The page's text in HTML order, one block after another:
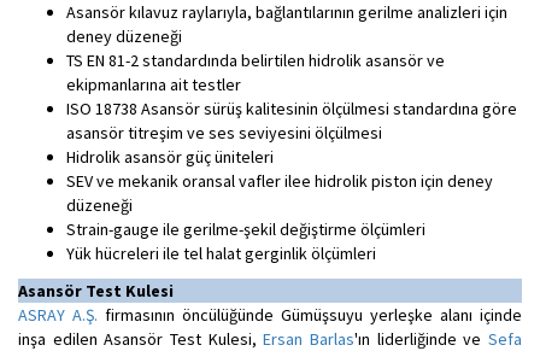
Asansör kılavuz raylarıyla, bağlantılarının gerilme analizleri için
deney düzeneği
TS EN 81-2 standardında belirtilen hidrolik asansör ve
ekipmanlarına ait testler
ISO 18738 Asansör sürüş kalitesinin ölçülmesi standardına göre
asansör titreşim ve ses seviyesini ölçülmesi
Hidrolik asansör güç üniteleri
SEV ve mekanik oransal vafler ilee hidrolik piston için deney
düzeneği
Strain-gauge ile gerilme-şekil değiştirme ölçümleri
Yük hücreleri ile tel halat gerginlik ölçümleri
Asansör Test Kulesi
ASRAY A.Ş. firmasının öncülüğünde Gümüşsuyu yerleşke alanı içinde
inşa edilen Asansör Test Kulesi,Ersan Barlas'ın liderliğinde veSefa